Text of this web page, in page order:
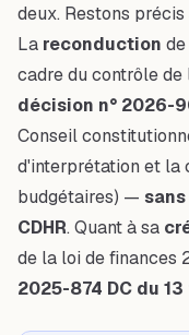
deux. Restons
La reconduction
cadre du contrôle
décision n° 2026-
Conseil
d'interprétation et la
budgétaires) —
CDHR. Quant à sa
de la loi de finances
2025-874 DC du